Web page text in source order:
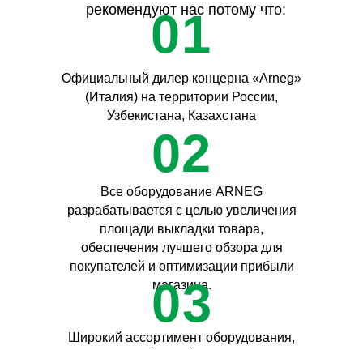
Широкий ассортимент оборудования,
рекомендуют нас потому что:
01
Официальный дилер концерна «Arneg»
(Италия) на территории России,
Узбекистана, Казахстана
02
Все оборудование ARNEG
разрабатывается с целью увеличения
площади выкладки товара,
обеспечения лучшего обзора для
покупателей и оптимизации прибыли
магазина.
03